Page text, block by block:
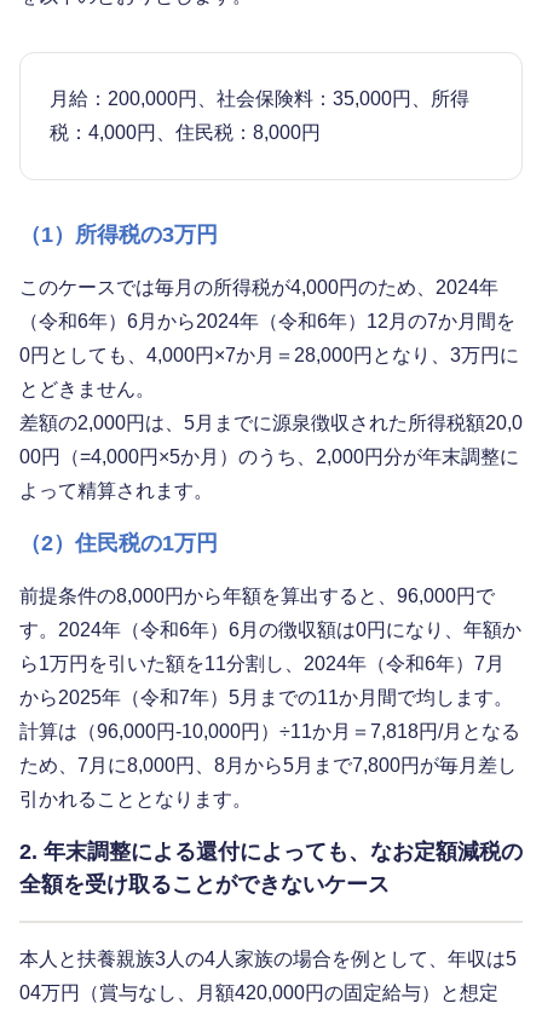
月給：200,000円、社会保険料：35,000円、所得
税：4,000円、住民税：8,000円
（1）所得税の3万円
このケースでは毎月の所得税が4,000円のため、2024年
（令和6年）6月から2024年（令和6年）12月の7か月間を
0円としても、4,000円×7か月＝28,000円となり、3万円に
とどきません。
差額の2,000円は、5月までに源泉徴収された所得税額20,0
00円（=4,000円×5か月）のうち、2,000円分が年末調整に
よって精算されます。
（2）住民税の1万円
前提条件の8,000円から年額を算出すると、96,000円で
す。2024年（令和6年）6月の徴収額は0円になり、年額か
ら1万円を引いた額を11分割し、2024年（令和6年）7月
から2025年（令和7年）5月までの11か月間で均します。
計算は（96,000円-10,000円）÷11か月＝7,818円/月となる
ため、7月に8,000円、8月から5月まで7,800円が毎月差し
引かれることとなります。
2. 年末調整による還付によっても、なお定額減税の
全額を受け取ることができないケース
本人と扶養親族3人の4人家族の場合を例として、年収は5
04万円（賞与なし、月額420,000円の固定給与）と想定